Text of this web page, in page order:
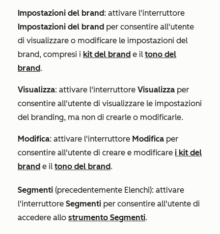
Impostazioni del brand: attivare l'interruttore
Impostazioni del brand per consentire all'utente
di visualizzare o modificare le impostazioni del
brand, compresi i kit del brand e il tono del
brand.
Visualizza: attivare l'interruttore Visualizza per
consentire all'utente di visualizzare le impostazioni
del branding, ma non di crearle o modificarle.
Modifica: attivare l'interruttore Modifica per
consentire all'utente di creare e modificare i kit del
brand e il tono del brand.
Segmenti (precedentemente Elenchi): attivare
l'interruttore Segmenti per consentire all'utente di
accedere allo strumento Segmenti.